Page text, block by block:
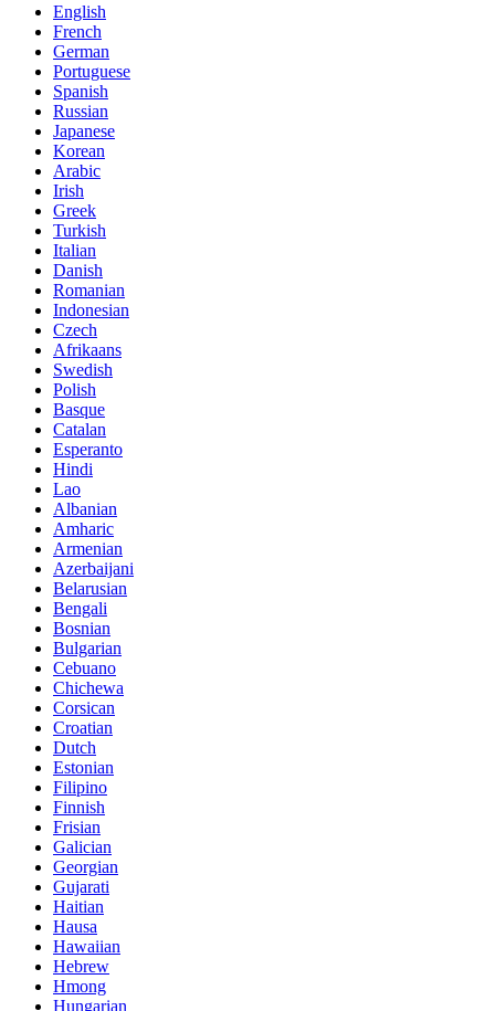
English
French
German
Portuguese
Spanish
Russian
Japanese
Korean
Arabic
Irish
Greek
Turkish
Italian
Danish
Romanian
Indonesian
Czech
Afrikaans
Swedish
Polish
Basque
Catalan
Esperanto
Hindi
Lao
Albanian
Amharic
Armenian
Azerbaijani
Belarusian
Bengali
Bosnian
Bulgarian
Cebuano
Chichewa
Corsican
Croatian
Dutch
Estonian
Filipino
Finnish
Frisian
Galician
Georgian
Gujarati
Haitian
Hausa
Hawaiian
Hebrew
Hmong
Hungarian